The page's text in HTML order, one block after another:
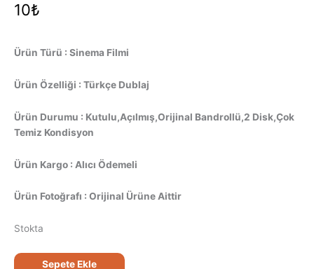
10₺
Ürün Türü : Sinema Filmi
Ürün Özelliği : Türkçe Dublaj
Ürün Durumu : Kutulu,Açılmış,Orijinal Bandrollü,2 Disk,Çok
Temiz Kondisyon
Ürün Kargo : Alıcı Ödemeli
Ürün Fotoğrafı : Orijinal Ürüne Aittir
Stokta
Ata
Sepete Ekle